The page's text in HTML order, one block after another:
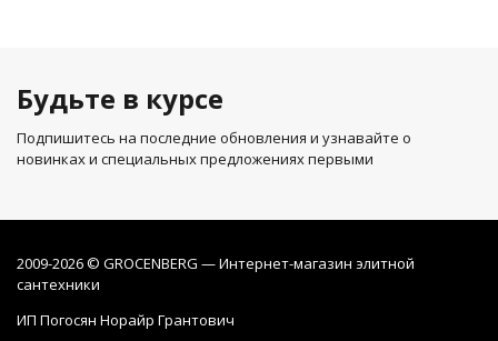
Будьте в курсе
Подпишитесь на последние обновления и узнавайте о
новинках и специальных предложениях первыми
2009-2026 © GROCENBERG — Интернет-магазин элитной
сантехники
ИП Погосян Норайр Грантович